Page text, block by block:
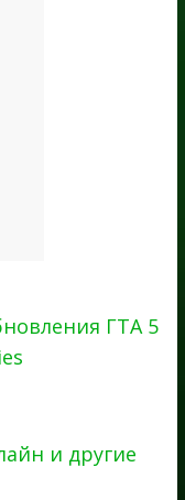
ГТА 5
и другие